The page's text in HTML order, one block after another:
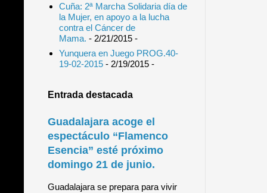
Cuña: 2ª Marcha Solidaria día de
la Mujer, en apoyo a la lucha
contra el Cáncer de
Mama. - 2/21/2015-
Yunquera en Juego PROG.40-
19-02-2015- 2/19/2015-
Entrada destacada
Guadalajara acoge el
espectáculo “Flamenco
Esencia” esté próximo
domingo 21 de junio.
Guadalajara se prepara para vivir